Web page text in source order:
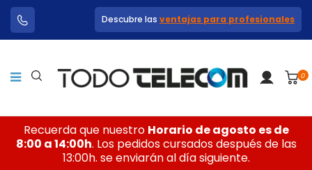
Descubre las ventajas para profesionales
0
Recuerda que nuestro Horario de agosto es de
8:00 a 14:00h. Los pedidos cursados después de las
13:00h. se enviarán al día siguiente.